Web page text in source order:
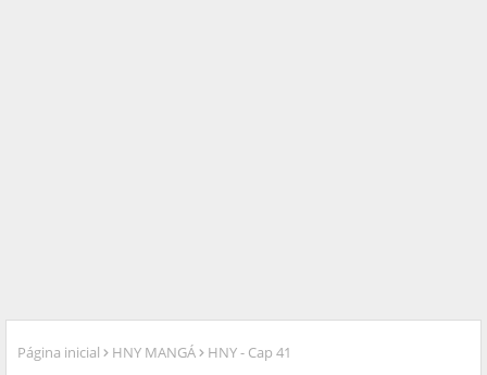
Página inicial HNY MANGÁ HNY - Cap 41